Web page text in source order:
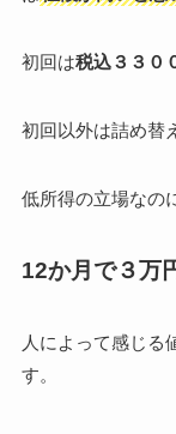
初回は税込３３０
初回以外は詰め替
低所得の立場なの
12か月で３万
人によって感じる
す。